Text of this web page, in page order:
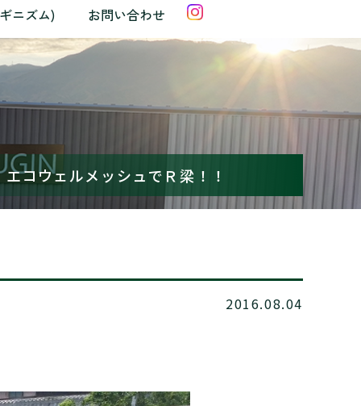
ニズム) お問い合わせ
コウェルメッシュでＲ梁！！
2016.08.04